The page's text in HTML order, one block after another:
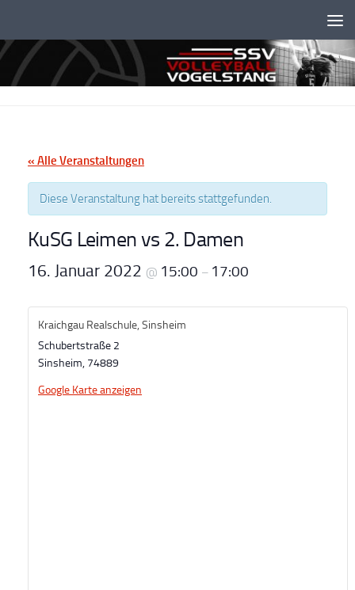
« Alle Veranstaltungen
Diese Veranstaltung hat bereits stattgefunden.
KuSG Leimen vs 2. Damen
16. Januar 2022 @ 15:00 – 17:00
Kraichgau Realschule, Sinsheim
Schubertstraße 2
Sinsheim, 74889
Google Karte anzeigen